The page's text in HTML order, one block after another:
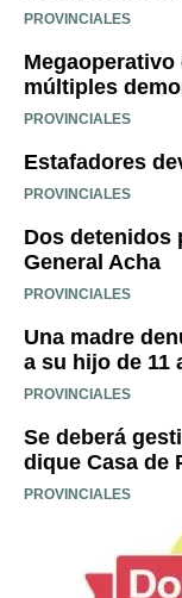
PROVINCIALES
múltiples
PROVINCIALES
Estafadores
PROVINCIALES
Dos detenidos
General Acha
PROVINCIALES
Una madre
a su hijo de 11
PROVINCIALES
Se deberá
dique Casa de
PROVINCIALES